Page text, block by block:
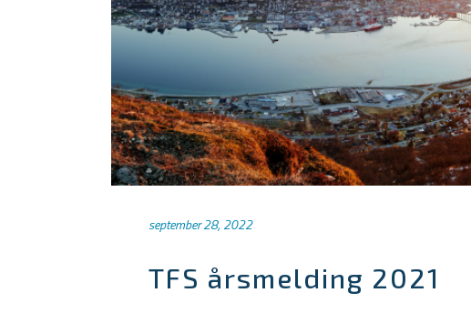
september 28, 2022
TFS årsmelding 2021